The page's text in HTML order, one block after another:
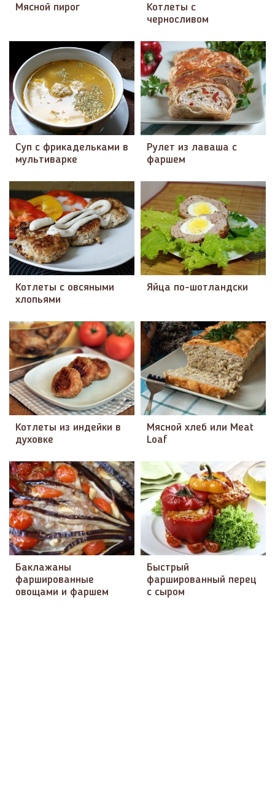
Мясной пирог
Котлеты с
черносливом
Суп с фрикадельками в
мультиварке
Рулет из лаваша с
фаршем
Котлеты с овсяными
хлопьями
Яйца по-шотландски
Котлеты из индейки в
духовке
Мясной хлеб или Meat
Loaf
Баклажаны
фаршированные
овощами и фаршем
Быстрый
фаршированный перец
с сыром